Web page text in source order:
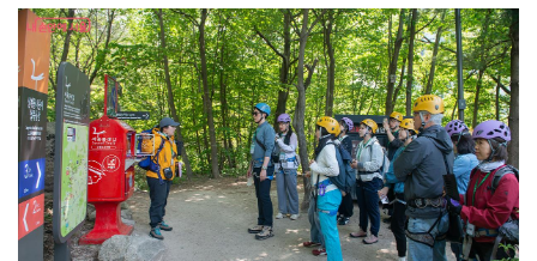
러 산
머
루
산
다
래
암
장
을 향
하
여
~
서
울
둘